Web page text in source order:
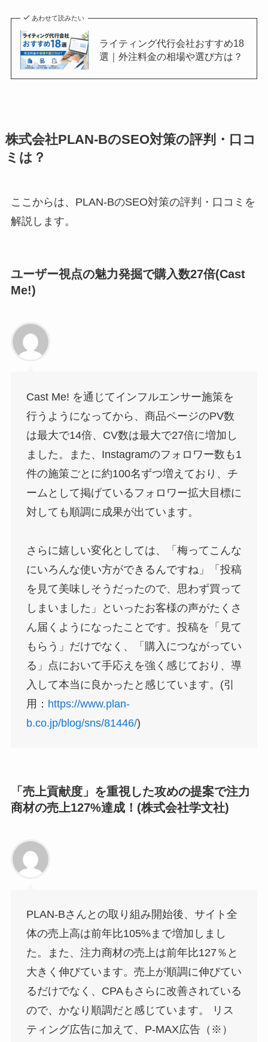
あわせて読みたい
ライティング代行会社おすすめ18
選｜外注料金の相場や選び方は？
株式会社PLAN-BのSEO対策の評判・口コ
ミは？
ここからは、PLAN‑BのSEO対策の評判・口コミを
解説します。
ユーザー視点の魅力発掘で購入数27倍(Cast
Me!)
Cast Me! を通じてインフルエンサー施策を
行うようになってから、商品ページのPV数
は最大で14倍、CV数は最大で27倍に増加し
ました。また、Instagramのフォロワー数も1
件の施策ごとに約100名ずつ増えており、チ
ームとして掲げているフォロワー拡大目標に
対しても順調に成果が出ています。
さらに嬉しい変化としては、「梅ってこんな
にいろんな使い方ができるんですね」「投稿
を見て美味しそうだったので、思わず買って
しまいました」といったお客様の声がたくさ
ん届くようになったことです。投稿を「見て
もらう」だけでなく、「購入につながってい
る」点において手応えを強く感じており、導
入して本当に良かったと感じています。(引
用： https://www.plan-
b.co.jp/blog/sns/81446/)
「売上貢献度」を重視した攻めの提案で注力
商材の売上127%達成！(​​株式会社学文社)
PLAN-Bさんとの取り組み開始後、サイト全
体の売上高は前年比105%まで増加しまし
た。また、注力商材の売上は前年比127％と
大きく伸びています。売上が順調に伸びてい
るだけでなく、CPAもさらに改善されている
ので、かなり順調だと感じています。 リス
ティング広告に加えて、P-MAX広告（※）